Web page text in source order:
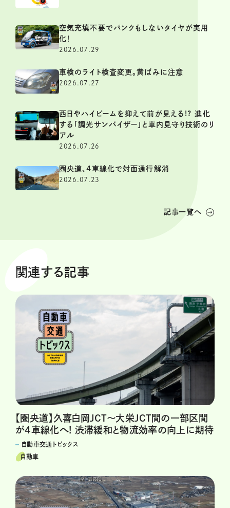
空気充填不要でパンクもしないタイヤが実用
化！
2026.07.29
車検のライト検査変更。黄ばみに注意
2026.07.27
西日やハイビームを抑えて前が見える!? 進化
する「調光サンバイザー」と車内見守り技術のリ
アル
2026.07.26
圏央道、4車線化で対面通行解消
2026.07.23
記事一覧へ
関連する記事
【圏央道】久喜白岡JCT〜大栄JCT間の一部区間
が4車線化へ! 渋滞緩和と物流効率の向上に期待
自動車交通トピックス
自動車